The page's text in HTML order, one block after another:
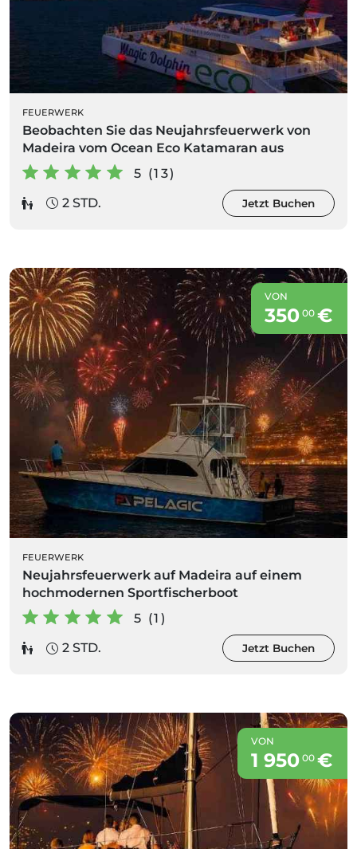
FEUERWERK
Beobachten Sie das Neujahrsfeuerwerk von
Madeira vom Ocean Eco Katamaran aus
5 (13)
2 STD.
Jetzt Buchen
VON
350 00€
FEUERWERK
Neujahrsfeuerwerk auf Madeira auf einem
hochmodernen Sportfischerboot
5 (1)
2 STD.
Jetzt Buchen
VON
1 950 00€